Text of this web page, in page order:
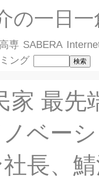
の一日一
高専 SABERA
ング
家 最先
ベー
長、